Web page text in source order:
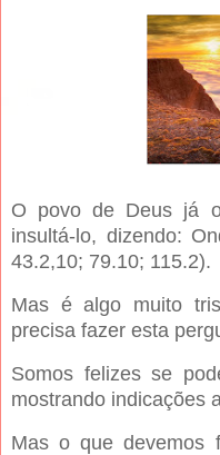
O povo de Deus já
insultá-lo, dizendo:
43.2,10; 79.10; 115.2).
Mas é algo muito
precisa fazer esta
Somos felizes se
mostrando indicações
Mas o que devemos